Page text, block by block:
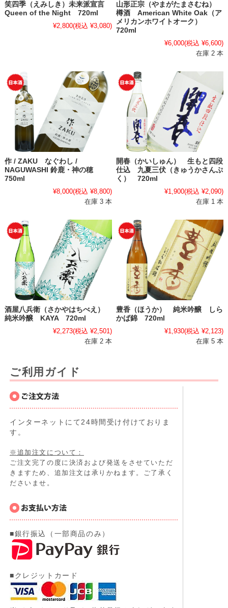
笑四季（えみしき）未来派宣言
Queen of the Night 720ml
¥2,800(税込 ¥3,080)
山形正宗（やまがたまさむね）
樽酒 American White Oak（ア
メリカンホワイトオーク）
720ml
¥6,000(税込 ¥6,600)
在庫 2 本
作 / ZAKU なぐわし /
NAGUWASHI 鈴鹿・神の穂
750ml
¥8,000(税込 ¥8,800)
在庫 3 本
開春（かいしゅん） 生もと四段
仕込 九夏三伏（きゅうかさんぷ
く） 720ml
¥1,900(税込 ¥2,090)
在庫 1 本
酒屋八兵衛（さかやはちべえ）
純米吟醸 KAYA 720ml
¥2,273(税込 ¥2,501)
在庫 2 本
豊香（ほうか） 純米吟醸 しら
かば錦 720ml
¥1,930(税込 ¥2,123)
在庫 5 本
ご利用ガイド
インターネットにて24時間受け付けておりま
す。
※追加注文について：
ご注文完了の度に決済および発送をさせていただ
きますため、追加注文は承りかねます。ご了承く
ださいませ。
■銀行振込（一部商品のみ）
■クレジットカード